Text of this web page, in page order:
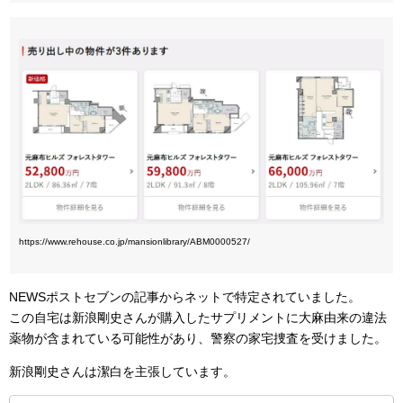
https://www.rehouse.co.jp/mansionlibrary/ABM0000527/
NEWSポストセブンの記事からネットで特定されていました。
この自宅は新浪剛史さんが購入したサプリメントに大麻由来の違法
薬物が含まれている可能性があり、警察の家宅捜査を受けました。
新浪剛史さんは潔白を主張しています。